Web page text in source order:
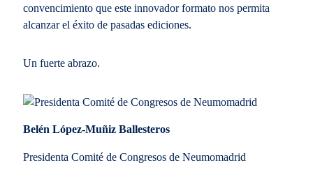
convencimiento que este innovador formato nos permita
alcanzar el éxito de pasadas ediciones.
Un fuerte abrazo.
Belén López-Muñiz Ballesteros
Presidenta Comité de Congresos de Neumomadrid